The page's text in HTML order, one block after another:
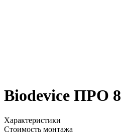
Biodevice ПРО 8
Характеристики
Стоимость монтажа